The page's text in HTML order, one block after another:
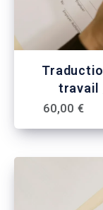
travail
60,00 €